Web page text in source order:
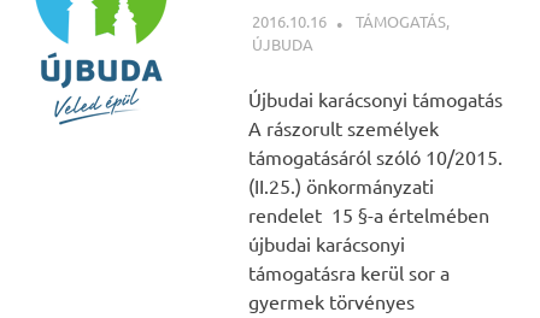
2016.10.16 NBEA
TÁMOGATÁS,
ÚJBUDA
Újbudai karácsonyi támogatás
A rászorult személyek
támogatásáról szóló 10/2015.
(II.25.) önkormányzati
rendelet 15 §-a értelmében
újbudai karácsonyi
támogatásra kerül sor a
gyermek törvényes